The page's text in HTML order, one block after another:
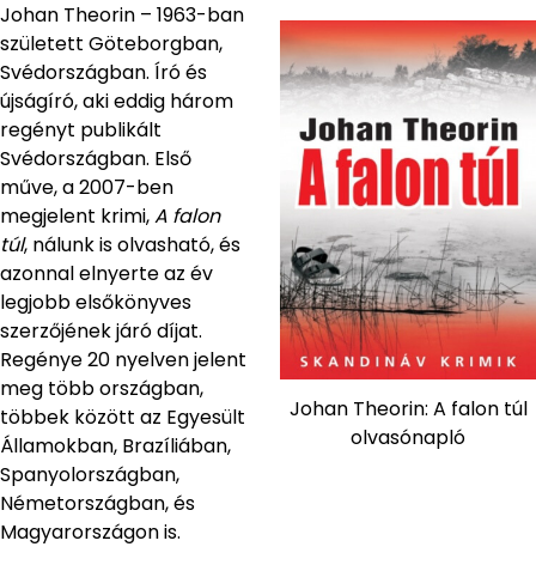
Johan Theorin: A falon túl
olvasónapló
Johan Theorin – 1963-ban
született Göteborgban,
Svédországban. Író és
újságíró, aki eddig három
regényt publikált
Svédországban. Első
műve, a 2007-ben
megjelent krimi,A falon
túl, nálunk is olvasható, és
azonnal elnyerte az év
legjobb elsőkönyves
szerzőjének járó díjat.
Regénye 20 nyelven jelent
meg több országban,
többek között az Egyesült
Államokban, Brazíliában,
Spanyolországban,
Németországban, és
Magyarországon is.